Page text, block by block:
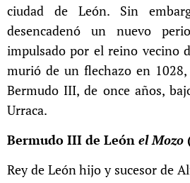
ciudad de León. Sin
desencadenó un nuevo
impulsado por el reino vecino
murió de un flechazo en
Bermudo III, de once años,
Urraca.
Bermudo III de León el Mozo
Rey de León hijo y sucesor de